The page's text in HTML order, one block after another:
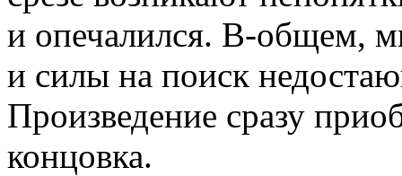
и опечалился. В-общем,
и силы на поиск
Произведение сразу
концовка.